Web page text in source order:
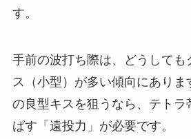
す。
手前の波打ち際は、どうしても
ス（小型）が多い傾向にあり
の良型キスを狙うなら、 テトラ
ばす「遠投力」 が必要です。